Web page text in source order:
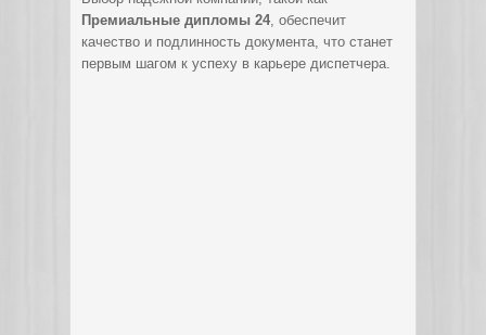
Премиальные дипломы 24, обеспечит
качество и подлинность документа, что станет
первым шагом к успеху в карьере диспетчера.